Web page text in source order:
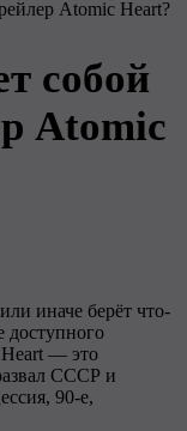
собой
Atomic
иначе берёт что-
доступного
Heart — это
СССР и
90-е,